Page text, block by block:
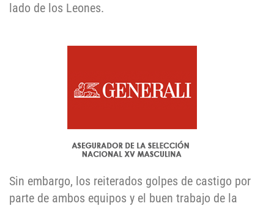
lado de los Leones.
Sin embargo, los reiterados golpes de castigo por
parte de ambos equipos y el buen trabajo de la